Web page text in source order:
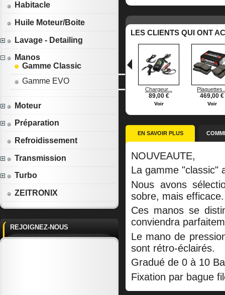
Habitacle
Huile Moteur/Boite
Lavage - Detailing
Manos
Gamme Classic
Gamme EVO
Moteur
Préparation
Refroidissement
Transmission
Turbo
ZEITRONIX
REJOIGNEZ-NOUS
LES CLIENTS QUI ONT
Chargeur...
89,00 €
Voir
469,00 €
Voir
EN SAVOIR PLUS
NOUVEAUTE,
La gamme "classic"
Nous avons
sobre, mais efficace.
Ces manos se
conviendra
Le mano de
sont rétro-éclairés.
Gradué de 0 à 10
Fixation par bague